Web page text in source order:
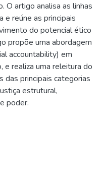
O artigo analisa as linhas
reúne as principais
do potencial ético
propõe uma abordagem
accountability) em
realiza uma releitura do
das principais categorias
estrutural,
poder.